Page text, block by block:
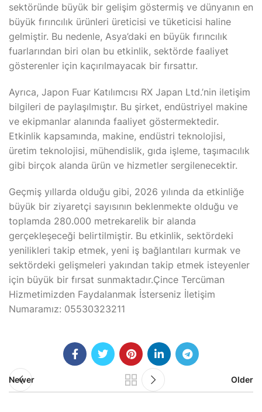
sektöründe büyük bir gelişim göstermiş ve dünyanın en
büyük fırıncılık ürünleri üreticisi ve tüketicisi haline
gelmiştir. Bu nedenle, Asya’daki en büyük fırıncılık
fuarlarından biri olan bu etkinlik, sektörde faaliyet
gösterenler için kaçırılmayacak bir fırsattır.
Ayrıca, Japon Fuar Katılımcısı RX Japan Ltd.’nin iletişim
bilgileri de paylaşılmıştır. Bu şirket, endüstriyel makine
ve ekipmanlar alanında faaliyet göstermektedir.
Etkinlik kapsamında, makine, endüstri teknolojisi,
üretim teknolojisi, mühendislik, gıda işleme, taşımacılık
gibi birçok alanda ürün ve hizmetler sergilenecektir.
Geçmiş yıllarda olduğu gibi, 2026 yılında da etkinliğe
büyük bir ziyaretçi sayısının beklenmekte olduğu ve
toplamda 280.000 metrekarelik bir alanda
gerçekleşeceği belirtilmiştir. Bu etkinlik, sektördeki
yenilikleri takip etmek, yeni iş bağlantıları kurmak ve
sektördeki gelişmeleri yakından takip etmek isteyenler
için büyük bir fırsat sunmaktadır.Çince Tercüman
Hizmetimizden Faydalanmak İsterseniz İletişim
Numaramız: 05530323211
Newer Older